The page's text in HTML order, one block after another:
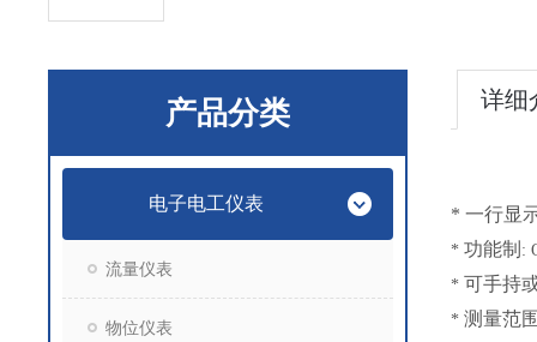
产品分类
电子电工仪表
流量仪表
物位仪表
详细
* 一行显
* 功能制 :
* 可手持
* 测量范